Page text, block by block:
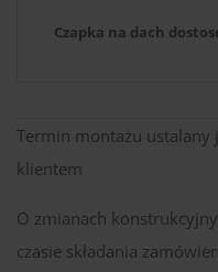
Czapka na dach
Termin montażu
klientem
O zmianach
czasie składania